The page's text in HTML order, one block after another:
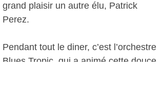
grand plaisir un autre élu, Patrick
Perez.
Pendant tout le diner, c’est l’orchestre
Blues Tropic, qui a animé cette douce